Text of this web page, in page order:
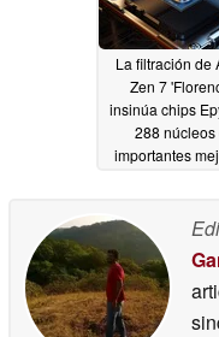
La filtración de
Zen 7
insinúa chips
288 núcleos
importantes